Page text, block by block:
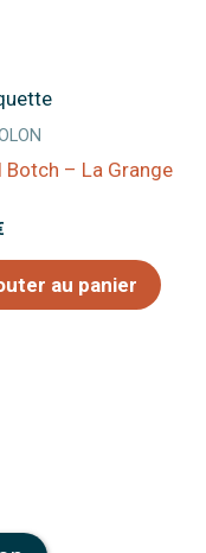
Botch – La Grange
au panier